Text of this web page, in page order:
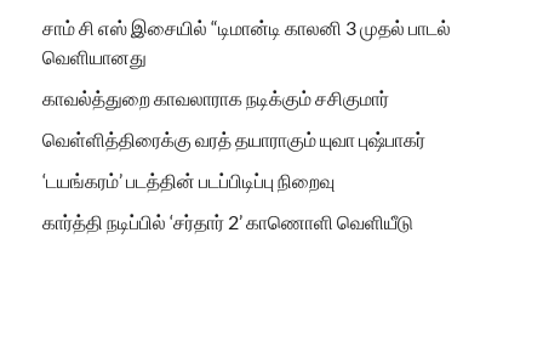
சாம் சி எஸ் இசையில் “டிமான்டி காலனி 3 முதல் பாடல்
வெளியானது
காவல்த்துறை காவலாராக நடிக்கும் சசிகுமார்
வெள்ளித்திரைக்கு வரத் தயாராகும் யுவா புஷ்பாகர்
‘டயங்கரம்’ படத்தின் படப்பிடிப்பு நிறைவு
கார்த்தி நடிப்பில் ‘சர்தார் 2’ காணொளி வெளியீடு